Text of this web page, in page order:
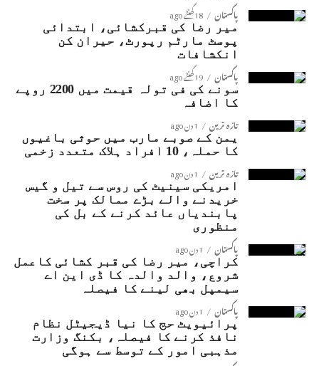
پاکستان 18 گھنٹے ago
میر رضا کی قبرکشائی، ابتدائی
پوسٹ مارٹم رپورٹ، حیران کن
انکشافات
پاکستان 19 گھنٹے ago
سونے کی فی تولہ قیمت میں 2200 روپے
کا اضافہ
تازہ ترین 1 دن ago
یمن کے صوبے مارب میں حوثی باغیوں
کا حملہ، 10 افراد ہلاک متعدد زخمی
تازہ ترین 1 دن ago
امریکی سینیٹ کی روس سے تیل و گیس
خریدنے والے بڑے ممالک پر سخت
پابندیاں عائد کرنے کے بل کی
منظوری
پاکستان 1 دن ago
کراچی، میر رضا کی قبر کشائی کاعمل
شروع، والد والدہ کا ڈی این اے
سیمپل بھی لینے کا فیصلہ
پاکستان 1 دن ago
پرائیویٹ حج کا نیا ڈیجیٹل نظام
نافذ کرنے کا فیصلہ، بکنگ وزارت
مذہبی امور کے توسط سے ہوگی